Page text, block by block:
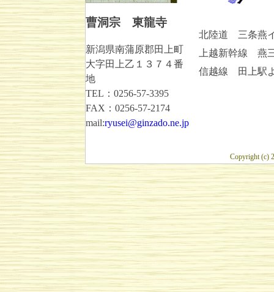
曹洞宗 東龍寺
新潟県南蒲原郡田上町
大字田上乙１３７４番
地
TEL：0256-57-3395
FAX：0256-57-2174
mail:ryusei@ginzado.ne.jp
北陸道 三条燕
上越新幹線 燕
信越線 田上駅
Copyright (c)